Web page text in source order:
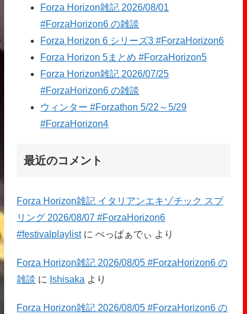
Forza Horizon雑記 2026/08/01
#ForzaHorizon6 の雑談
Forza Horizon 6 シリーズ3 #ForzaHorizon6
Forza Horizon 5まとめ #ForzaHorizon5
Forza Horizon雑記 2026/07/25
#ForzaHorizon6 の雑談
ウィンター #Forzathon 5/22～5/29
#ForzaHorizon4
最近のコメント
Forza Horizon雑記 イタリアンエキゾチック スプ
リング 2026/08/07 #ForzaHorizon6
#festivalplaylistにぺっぱぁでぃ より
Forza Horizon雑記 2026/08/05 #ForzaHorizon6 の
雑談 に Ishisaka より
Forza Horizon雑記 2026/08/05 #ForzaHorizon6 の